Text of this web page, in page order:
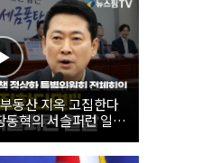
동산 지옥 고집한다
혁의 서슬퍼런 일갈
산정책 정상화 특별